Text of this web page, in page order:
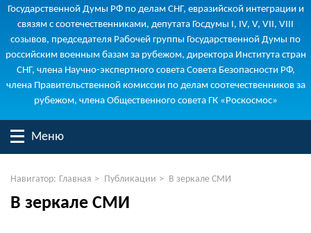
Государственной Думы РФ по делам СНГ, евразийской интеграции и
связям с соотечественниками, депутата Госдумы I, IV, V, VII, VIII
созывов, председателя Рабочей группы Государственной Думы по
российским военным базам за рубежом, директора Института стран
СНГ, члена Научно-экспертного совета Совета Безопасности РФ,
члена Правительственной комиссии по делам соотечественников за
рубежом, члена Общественного совета ГК «Роскосмос»
Меню
Навигатор: Главная > Публикации > В зеркале СМИ
В зеркале СМИ